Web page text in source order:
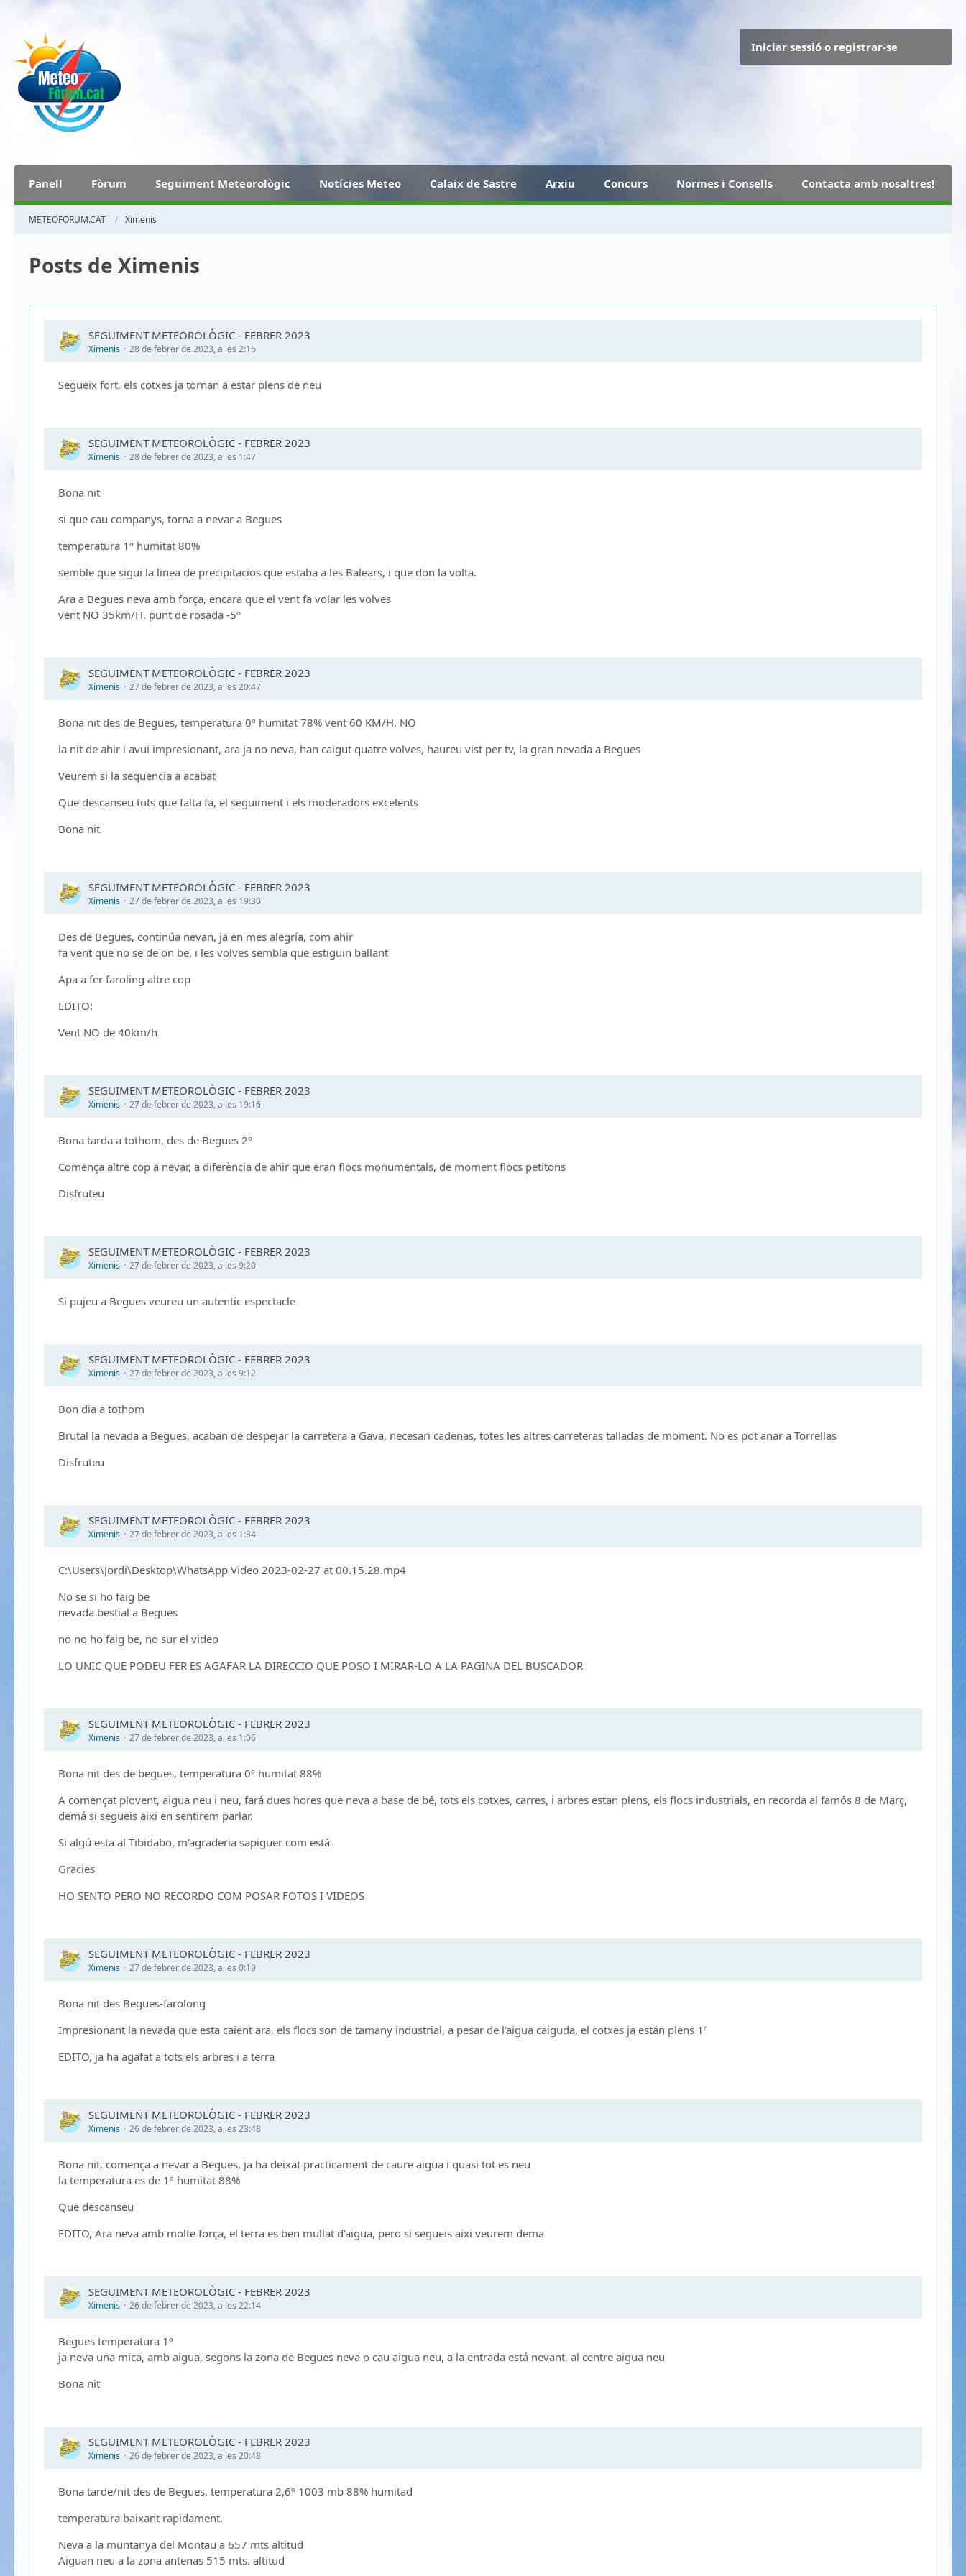
Iniciar sessió o registrar-se
Panell Fòrum Seguiment Meteorològic Notícies Meteo Calaix de Sastre Arxiu Concurs Normes i Consells Contacta amb nosaltres!
METEOFORUM.CAT Ximenis
Posts de Ximenis
SEGUIMENT METEOROLÒGIC - FEBRER 2023
Ximenis 28 de febrer de 2023, a les 2:16
Segueix fort, els cotxes ja tornan a estar plens de neu
SEGUIMENT METEOROLÒGIC - FEBRER 2023
Ximenis 28 de febrer de 2023, a les 1:47
Bona nit
si que cau companys, torna a nevar a Begues
temperatura 1º humitat 80%
semble que sigui la linea de precipitacios que estaba a les Balears, i que don la volta.
Ara a Begues neva amb força, encara que el vent fa volar les volves
vent NO 35km/H. punt de rosada -5º
SEGUIMENT METEOROLÒGIC - FEBRER 2023
Ximenis 27 de febrer de 2023, a les 20:47
Bona nit des de Begues, temperatura 0º humitat 78% vent 60 KM/H. NO
la nit de ahir i avui impresionant, ara ja no neva, han caigut quatre volves, haureu vist per tv, la gran nevada a Begues
Veurem si la sequencia a acabat
Que descanseu tots que falta fa, el seguiment i els moderadors excelents
Bona nit
SEGUIMENT METEOROLÒGIC - FEBRER 2023
Ximenis 27 de febrer de 2023, a les 19:30
Des de Begues, continúa nevan, ja en mes alegría, com ahir
fa vent que no se de on be, i les volves sembla que estiguin ballant
Apa a fer faroling altre cop
EDITO:
Vent NO de 40km/h
SEGUIMENT METEOROLÒGIC - FEBRER 2023
Ximenis 27 de febrer de 2023, a les 19:16
Bona tarda a tothom, des de Begues 2º
Comença altre cop a nevar, a diferència de ahir que eran flocs monumentals, de moment flocs petitons
Disfruteu
SEGUIMENT METEOROLÒGIC - FEBRER 2023
Ximenis 27 de febrer de 2023, a les 9:20
Si pujeu a Begues veureu un autentic espectacle
SEGUIMENT METEOROLÒGIC - FEBRER 2023
Ximenis 27 de febrer de 2023, a les 9:12
Bon dia a tothom
Brutal la nevada a Begues, acaban de despejar la carretera a Gava, necesari cadenas, totes les altres carreteras talladas de moment. No es pot anar a Torrellas
Disfruteu
SEGUIMENT METEOROLÒGIC - FEBRER 2023
Ximenis 27 de febrer de 2023, a les 1:34
C:\Users\Jordi\Desktop\WhatsApp Video 2023-02-27 at 00.15.28.mp4
No se si ho faig be
nevada bestial a Begues
no no ho faig be, no sur el video
LO UNIC QUE PODEU FER ES AGAFAR LA DIRECCIO QUE POSO I MIRAR-LO A LA PAGINA DEL BUSCADOR
SEGUIMENT METEOROLÒGIC - FEBRER 2023
Ximenis 27 de febrer de 2023, a les 1:06
Bona nit des de begues, temperatura 0º humitat 88%
A començat plovent, aigua neu i neu, fará dues hores que neva a base de bé, tots els cotxes, carres, i arbres estan plens, els flocs industrials, en recorda al famós 8 de Març,
demá si segueis aixi en sentirem parlar.
Si algú esta al Tibidabo, m'agraderia sapiguer com está
Gracies
HO SENTO PERO NO RECORDO COM POSAR FOTOS I VIDEOS
SEGUIMENT METEOROLÒGIC - FEBRER 2023
Ximenis 27 de febrer de 2023, a les 0:19
Bona nit des Begues-farolong
Impresionant la nevada que esta caient ara, els flocs son de tamany industrial, a pesar de l'aigua caiguda, el cotxes ja están plens 1º
EDITO, ja ha agafat a tots els arbres i a terra
SEGUIMENT METEOROLÒGIC - FEBRER 2023
Ximenis 26 de febrer de 2023, a les 23:48
Bona nit, comença a nevar a Begues, ja ha deixat practicament de caure aigüa i quasi tot es neu
la temperatura es de 1º humitat 88%
Que descanseu
EDITO, Ara neva amb molte força, el terra es ben mullat d'aigua, pero si segueis aixi veurem dema
SEGUIMENT METEOROLÒGIC - FEBRER 2023
Ximenis 26 de febrer de 2023, a les 22:14
Begues temperatura 1º
ja neva una mica, amb aigua, segons la zona de Begues neva o cau aigua neu, a la entrada está nevant, al centre aigua neu
Bona nit
SEGUIMENT METEOROLÒGIC - FEBRER 2023
Ximenis 26 de febrer de 2023, a les 20:48
Bona tarde/nit des de Begues, temperatura 2,6º 1003 mb 88% humitad
temperatura baixant rapidament.
Neva a la muntanya del Montau a 657 mts altitud
Aiguan neu a la zona antenas 515 mts. altitud